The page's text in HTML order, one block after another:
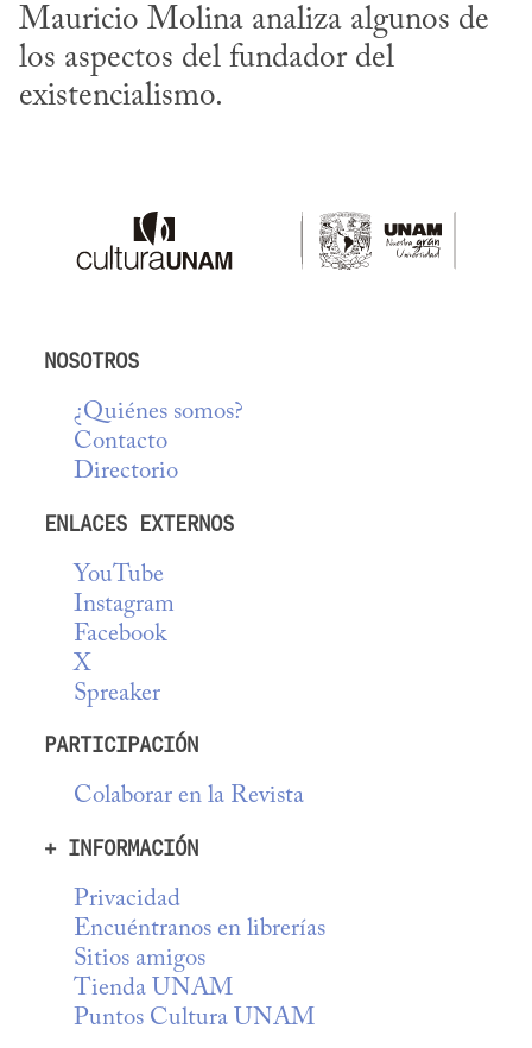
Mauricio Molina analiza algunos de
los aspectos del fundador del
existencialismo.
NOSOTROS
¿Quiénes somos?
Contacto
Directorio
ENLACES EXTERNOS
YouTube
Instagram
Facebook
X
Spreaker
PARTICIPACIÓN
Colaborar en la Revista
+ INFORMACIÓN
Privacidad
Encuéntranos en librerías
Sitios amigos
Tienda UNAM
Puntos Cultura UNAM